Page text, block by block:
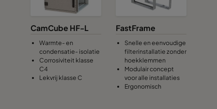
CamCube HF-L
Warmte- en
condensatie- isolatie
Corrosiviteit klasse
C4
Lekvrij klasse C
FastFrame
Snelle en eenvoudige
filterinstallatie zonder
hoekklemmen
Modulair concept
voor alle installaties
Ergonomisch